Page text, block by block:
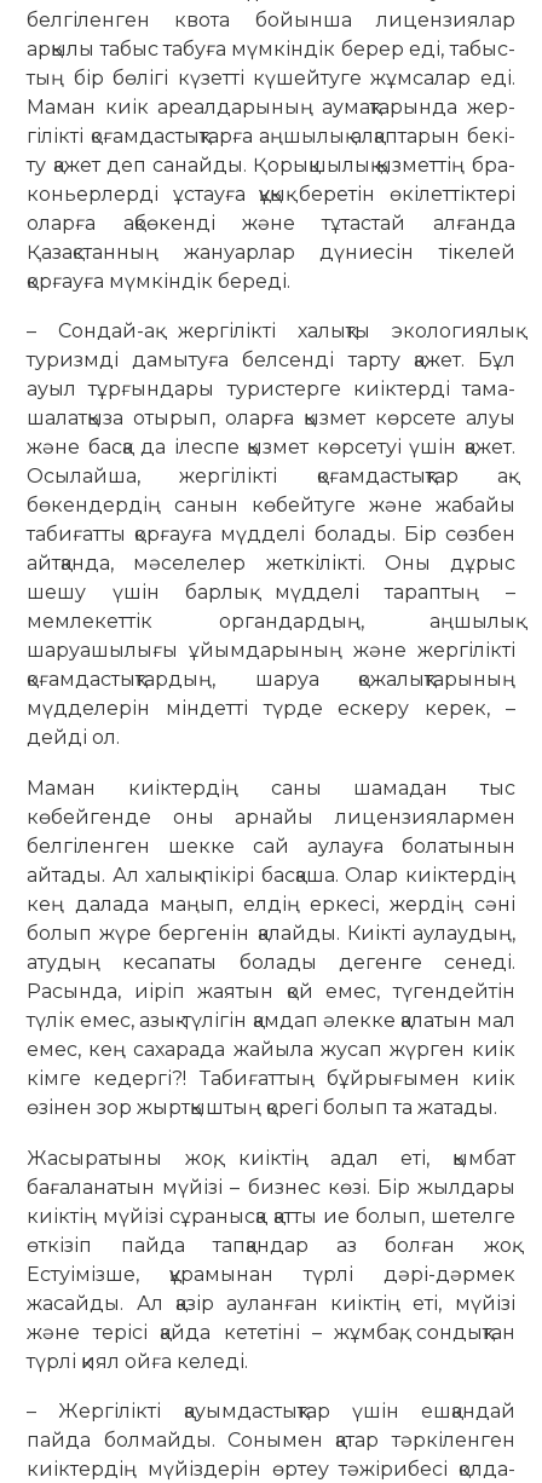
белгіленген квота бойынша лицензиялар
арқылы табыс табуға мүмкіндік берер еді, та­быс­­
тың бір бөлігі күзетті кү­шей­­туге жұмсалар еді.
Маман киік аре­ал­­да­ры­ның аумақтарында жер­
гілік­ті қо­ғам­дастықтарға аңшылық ал­қаптарын бекі­
ту қажет деп санай­ды. Қорықшылық қыз­меттің бра­
коньерлерді ұстауға құқық беретін өкілеттіктері
оларға ақбөкенді және тұтас­тай алғанда
Қазақстанның жануарлар дүниесін тікелей
қорғауға мүмкіндік береді.
– Сондай-ақ жергілікті халықты эко­логиялық
туризмді дамытуға бел­сенді тарту қажет. Бұл
ауыл тұр­ғын­дары туристерге киіктерді тама­
шалатқыза отырып, оларға қыз­мет көрсете алуы
және басқа да ілес­пе қызмет көрсетуі үшін қажет.
Осы­лай­ша, жергілікті қоғамдастықтар ақ­
бөкендердің санын көбейтуге және жабайы
табиғатты қорғауға мүдделі болады. Бір сөзбен
айтқанда, мәселелер жеткілікті. Оны дұрыс
шешу үшін барлық мүдделі тараптың –
мемлекеттік органдардың, аңшылық
шаруашылығы ұйымдарының және жергілікті
қоғамдастықтардың, шаруа қожалықтарының
мүдделерін міндетті түрде ескеру керек, –
дейді ол.
Маман киіктердің саны шамадан тыс
көбейгенде оны арнайы лицензиялармен
белгіленген шекке сай аулауға болатынын
айтады. Ал халық пікірі басқаша. Олар киіктердің
кең далада маңып, елдің еркесі, жердің сәні
болып жүре бергенін қалайды. Киікті аулаудың,
атудың кесапаты болады дегенге сенеді.
Расында, иіріп жаятын қой емес, түгендейтін
түлік емес, азық-түлігін қамдап әлекке қала­тын мал
емес, кең сахарада жа­йыла жусап жүрген киік
кімге кедергі?! Табиғат­тың бұйрығымен киік
өзінен зор жыртқыштың қорегі болып та жатады.
Жасыратыны жоқ, киіктің адал еті, қымбат
бағаланатын мүйізі – бизнес көзі. Бір жылдары
киіктің мүйізі сұра­нысқа қатты ие болып, шетелге
өткізіп пайда тапқандар аз болған жоқ.
Естуімізше, құрамынан түрлі дәрі-дәрмек
жасайды. Ал қазір ауланған киіктің еті, мүйізі
және терісі қайда кететіні – жұмбақ, сондықтан
түрлі қиял ойға келеді.
– Жергілікті қауымдастықтар үшін ешқандай
пайда болмайды. Сонымен қатар тәркіленген
киіктердің мүйіздерін өртеу тәжірибесі қолда­